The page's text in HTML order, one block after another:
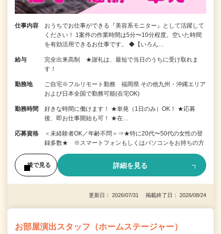
仕事内容
おうちでお仕事ができる『美容系モニター』として活躍して
ください！ 1案件の作業時間は5分〜10分程度。空いた時間
を有効活用できるお仕事です。 ◆【いろん…
給与
完全出来高制 ★謝礼は、最短で当日のうちに受け取れま
す！
勤務地
ご自宅※フルリモート勤務 福岡県 その他九州・沖縄エリア
および日本全国で勤務可能(在宅OK)
勤務時間
好きな時間に働けます！ ★単発（1日のみ）OK！ ★応募
後、即お仕事開始も可！ ★在…
応募資格
＜未経験者OK／年齢不問＞⇒★特に20代〜50代の女性の登
録多数★ ※スマートフォンもしくはパソコンをお持ちの方
後で見る 詳細を見る
更新日： 2026/07/31 掲載終了日： 2026/08/24
お部屋演出スタッフ（ホームステージャー）